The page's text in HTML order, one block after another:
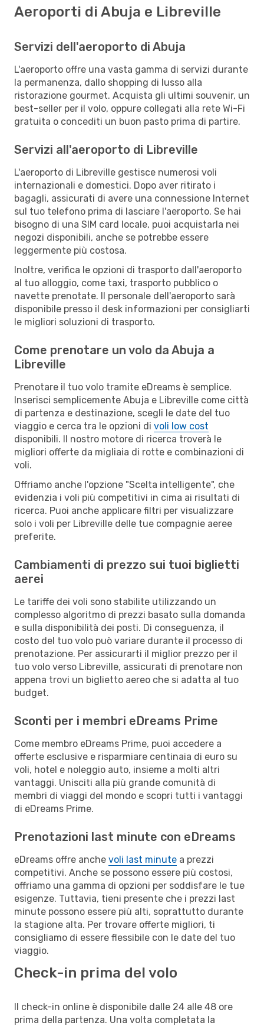
Aeroporti di Abuja e Libreville
Servizi dell'aeroporto di Abuja
L'aeroporto offre una vasta gamma di servizi durante
la permanenza, dallo shopping di lusso alla
ristorazione gourmet. Acquista gli ultimi souvenir, un
best-seller per il volo, oppure collegati alla rete Wi-Fi
gratuita o concediti un buon pasto prima di partire.
Servizi all'aeroporto di Libreville
L'aeroporto di Libreville gestisce numerosi voli
internazionali e domestici. Dopo aver ritirato i
bagagli, assicurati di avere una connessione Internet
sul tuo telefono prima di lasciare l'aeroporto. Se hai
bisogno di una SIM card locale, puoi acquistarla nei
negozi disponibili, anche se potrebbe essere
leggermente più costosa.
Inoltre, verifica le opzioni di trasporto dall'aeroporto
al tuo alloggio, come taxi, trasporto pubblico o
navette prenotate. Il personale dell'aeroporto sarà
disponibile presso il desk informazioni per consigliarti
le migliori soluzioni di trasporto.
Come prenotare un volo da Abuja a
Libreville
Prenotare il tuo volo tramite eDreams è semplice.
Inserisci semplicemente Abuja e Libreville come città
di partenza e destinazione, scegli le date del tuo
viaggio e cerca tra le opzioni di voli low cost
disponibili. Il nostro motore di ricerca troverà le
migliori offerte da migliaia di rotte e combinazioni di
voli.
Offriamo anche l'opzione "Scelta intelligente", che
evidenzia i voli più competitivi in cima ai risultati di
ricerca. Puoi anche applicare filtri per visualizzare
solo i voli per Libreville delle tue compagnie aeree
preferite.
Cambiamenti di prezzo sui tuoi biglietti
aerei
Le tariffe dei voli sono stabilite utilizzando un
complesso algoritmo di prezzi basato sulla domanda
e sulla disponibilità dei posti. Di conseguenza, il
costo del tuo volo può variare durante il processo di
prenotazione. Per assicurarti il miglior prezzo per il
tuo volo verso Libreville, assicurati di prenotare non
appena trovi un biglietto aereo che si adatta al tuo
budget.
Sconti per i membri eDreams Prime
Come membro eDreams Prime, puoi accedere a
offerte esclusive e risparmiare centinaia di euro su
voli, hotel e noleggio auto, insieme a molti altri
vantaggi. Unisciti alla più grande comunità di
membri di viaggi del mondo e scopri tutti i vantaggi
di eDreams Prime.
Prenotazioni last minute con eDreams
eDreams offre anche voli last minute a prezzi
competitivi. Anche se possono essere più costosi,
offriamo una gamma di opzioni per soddisfare le tue
esigenze. Tuttavia, tieni presente che i prezzi last
minute possono essere più alti, soprattutto durante
la stagione alta. Per trovare offerte migliori, ti
consigliamo di essere flessibile con le date del tuo
viaggio.
Check-in prima del volo
Il check-in online è disponibile dalle 24 alle 48 ore
prima della partenza. Una volta completata la